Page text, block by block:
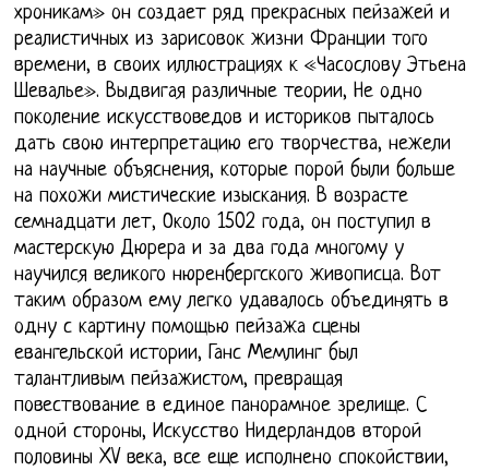
хроникам» он создает ряд прекрасных пейзажей и
реалистичных из зарисовок жизни Франции того
времени, в своих иллюстрациях к «Часослову Этьена
Шевалье». Выдвигая различные теории, Не одно
поколение искусствоведов и историков пыталось
дать свою интерпретацию его творчества, нежели
на научные объяснения, которые порой были больше
на похожи мистические изыскания. В возрасте
семнадцати лет, Около 1502 года, он поступил в
мастерскую Дюрера и за два года многому у
научился великого нюренбергского живописца. Вот
таким образом ему легко удавалось объединять в
одну с картину помощью пейзажа сцены
евангельской истории, Ганс Мемлинг был
талантливым пейзажистом, превращая
повествование в единое панорамное зрелище. С
одной стороны, Искусство Нидерландов второй
половины XV века, все еще исполнено спокойствии,